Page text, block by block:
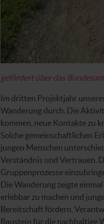
gefördert über das
Im dritten Projektjahr
Wanderung durch. Die
kommen, neue Kontakte zu
Solche gemeinschaftlichen
jungen Menschen
Verständnis und Vertrauen.
Gruppenprozesse
Die Wanderung zeigte
erlebbar zu machen und
Bereitschaft fördern,
Baustein für die nachhaltige